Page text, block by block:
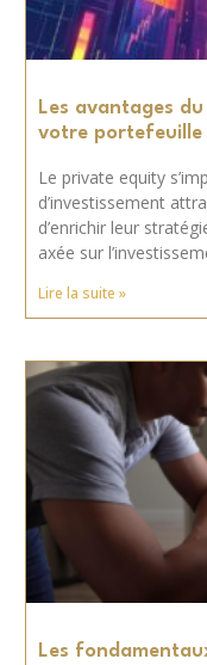
Les avantages
votre portefeuille
Le private equity
d’investissement
d’enrichir leur
axée sur
Lire la suite »
Les